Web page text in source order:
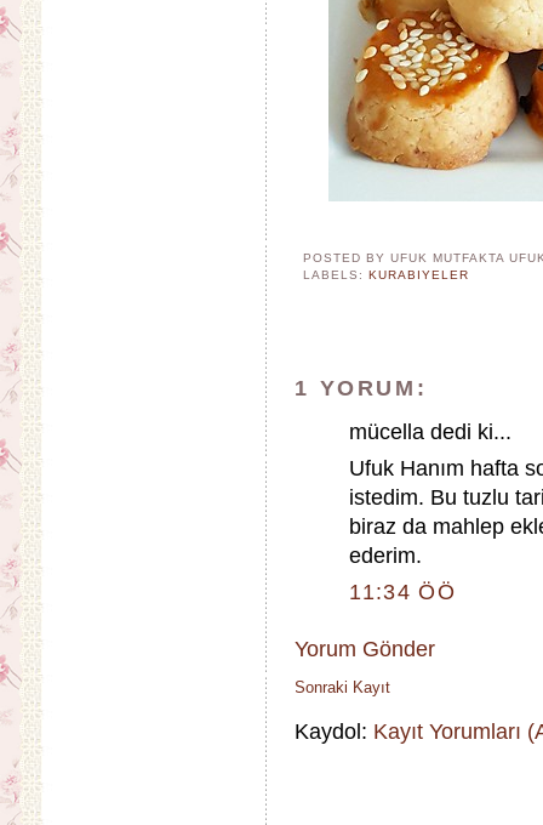
POSTED BY UFUK MUTFAKTA
LABELS:KURABIYELER
1 YORUM:
mücella dedi ki...
Ufuk Hanım hafta
istedim. Bu tuzlu
biraz da mahlep
ederim.
11:34 ÖÖ
Yorum Gönder
Sonraki Kayıt
Kaydol: Kayıt Yorumları